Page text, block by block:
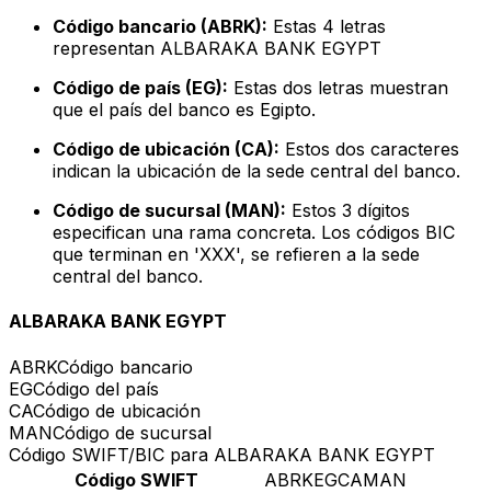
Código bancario (ABRK): Estas 4 letras
representan ALBARAKA BANK EGYPT
Código de país (EG): Estas dos letras muestran
que el país del banco es Egipto.
Código de ubicación (CA): Estos dos caracteres
indican la ubicación de la sede central del banco.
Código de sucursal (MAN): Estos 3 dígitos
especifican una rama concreta. Los códigos BIC
que terminan en 'XXX', se refieren a la sede
central del banco.
ALBARAKA BANK EGYPT
ABRKCódigo bancario
EGCódigo del país
CACódigo de ubicación
MANCódigo de sucursal
Código SWIFT/BIC para ALBARAKA BANK EGYPT
Código SWIFT
ABRKEGCAMAN